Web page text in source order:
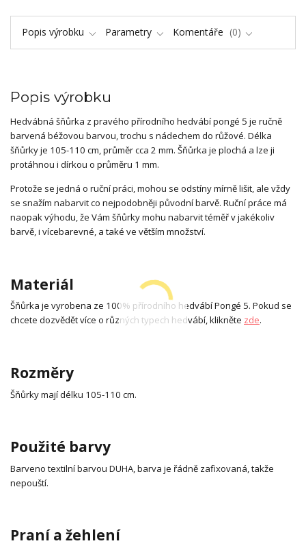
Popis výrobku Parametry Komentáře 0
Popis výrobku
Hedvábná šňůrka z pravého přírodního hedvábí pongé 5 je ručně
barvená béžovou barvou, trochu s nádechem do růžové. Délka
šňůrky je 105-110 cm, průměr cca 2 mm. Šňůrka je plochá a lze ji
protáhnou i dírkou o průměru 1 mm.
Protože se jedná o ruční práci, mohou se odstíny mírně lišit, ale vždy
se snažím nabarvit co nejpodobněji původní barvě. Ruční práce má
naopak výhodu, že Vám šňůrky mohu nabarvit téměř v jakékoliv
barvě, i vícebarevné, a také ve větším množství.
Materiál
Šňůrka je vyrobena ze 100% přírodního hedvábí Pongé 5. Pokud se
chcete dozvědět více o různých typech hedvábí, klikněte zde.
Rozměry
Šňůrky mají délku 105-110 cm.
Použité barvy
Barveno textilní barvou DUHA, barva je řádně zafixovaná, takže
nepouští.
Praní a žehlení